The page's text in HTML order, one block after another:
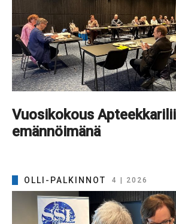
Vuosikokous
emännöimänä
OLLI-PALKINNOT 4 | 2026